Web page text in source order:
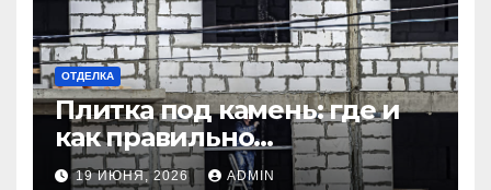
ОТДЕЛКА
Плитка под камень: где и
как правильно
использовать в интерьере
19 ИЮНЯ, 2026 ADMIN